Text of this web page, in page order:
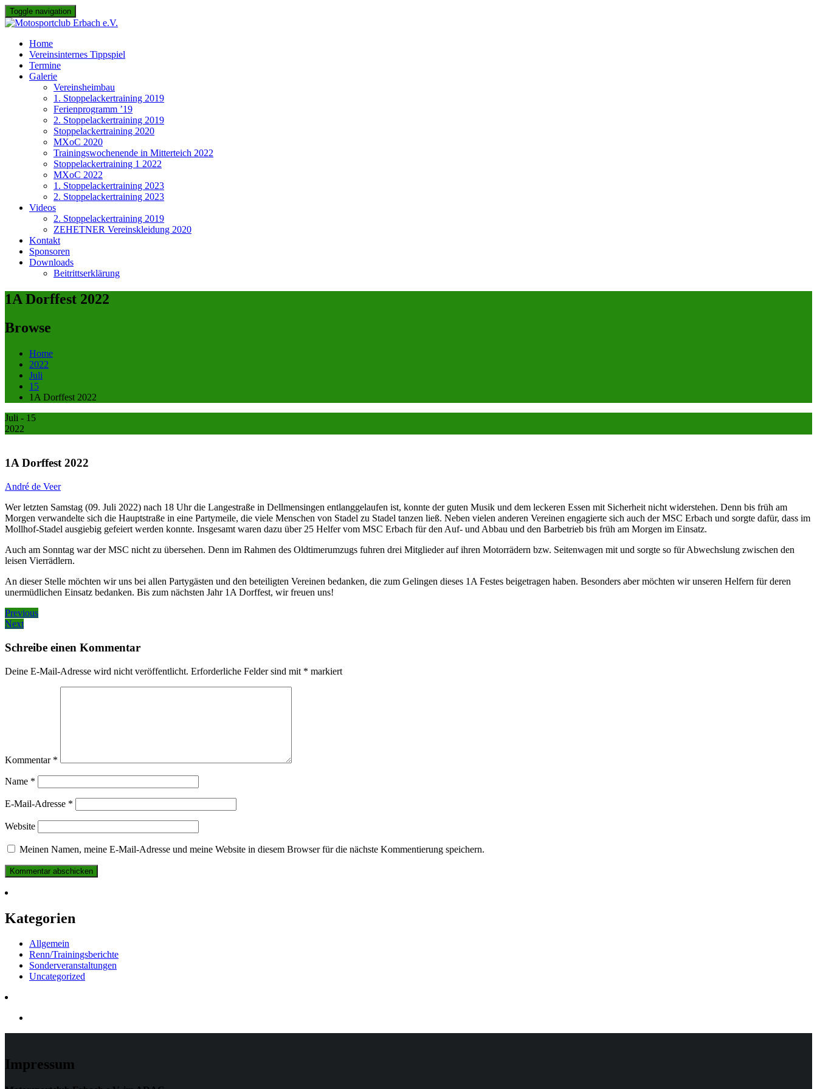
Skip
to
Toggle navigation
Home
Vereinsinternes Tippspiel
Termine
Galerie
Vereinsheimbau
1. Stoppelackertraining 2019
Ferienprogramm ’19
2. Stoppelackertraining 2019
Stoppelackertraining 2020
MXoC 2020
Trainingswochenende in Mitterteich 2022
Stoppelackertraining 1 2022
MXoC 2022
1. Stoppelackertraining 2023
2. Stoppelackertraining 2023
Videos
2. Stoppelackertraining 2019
ZEHETNER Vereinskleidung 2020
Kontakt
Sponsoren
Downloads
Beitrittserklärung
1A Dorffest 2022
Browse
Home
2022
Juli
15
1A Dorffest 2022
Juli - 15
2022
1A Dorffest 2022
André de Veer
Wer letzten Samstag (09. Juli 2022) nach 18 Uhr die Langestraße in Dellmensingen entlanggelaufen ist, konnte der guten Musik und dem leckeren Essen mit Sicherheit nicht widerstehen. Denn bis früh am
Morgen verwandelte sich die Hauptstraße in eine Partymeile, die viele Menschen von Stadel zu Stadel tanzen ließ. Neben vielen anderen Vereinen engagierte sich auch der MSC Erbach und sorgte dafür, dass im
Mollhof-Stadel ausgiebig gefeiert werden konnte. Insgesamt waren dazu über 25 Helfer vom MSC Erbach für den Auf- und Abbau und den Barbetrieb bis früh am Morgen im Einsatz.
Auch am Sonntag war der MSC nicht zu übersehen. Denn im Rahmen des Oldtimerumzugs fuhren drei Mitglieder auf ihren Motorrädern bzw. Seitenwagen mit und sorgte so für Abwechslung zwischen den
leisen Vierrädlern.
An dieser Stelle möchten wir uns bei allen Partygästen und den beteiligten Vereinen bedanken, die zum Gelingen dieses 1A Festes beigetragen haben. Besonders aber möchten wir unseren Helfern für deren
unermüdlichen Einsatz bedanken. Bis zum nächsten Jahr 1A Dorffest, wir freuen uns!
Beitragsnavigation
PreviousPrevious
NextNext
Schreibe einen Kommentar
Deine E-Mail-Adresse wird nicht veröffentlicht. Erforderliche Felder sind mit * markiert
Kommentar *
Name *
E-Mail-Adresse *
Website
Meinen Namen, meine E-Mail-Adresse und meine Website in diesem Browser für die nächste Kommentierung speichern.
Kategorien
Allgemein
Renn/Trainingsberichte
Sonderveranstaltungen
Uncategorized
Impressum